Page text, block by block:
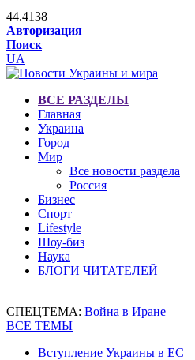
44.4138
Авторизация
Поиск
UA
ВСЕ РАЗДЕЛЫ
Главная
Украина
Город
Мир
Все новости раздела
Россия
Бизнес
Спорт
Lifestyle
Шоу-биз
Наука
БЛОГИ ЧИТАТЕЛЕЙ
СПЕЦТЕМА: Война в Иране
ВСЕ ТЕМЫ
Вступление Украины в ЕС